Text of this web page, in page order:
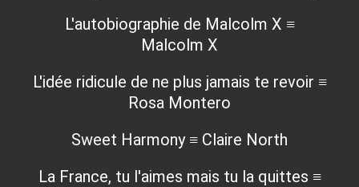
L'autobiographie de Malcolm X ≡
Malcolm X
L'idée ridicule de ne plus jamais te revoir ≡
Rosa Montero
Sweet Harmony ≡ Claire North
La France, tu l'aimes mais tu la quittes ≡